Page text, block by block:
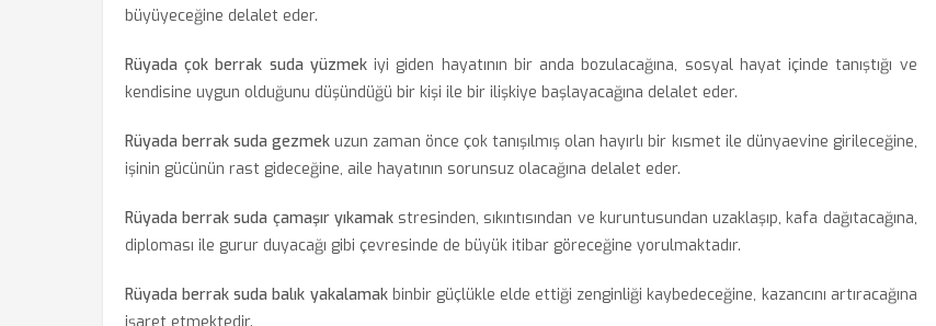
büyüyeceğine delalet eder.
Rüyada çok berrak suda yüzmekiyi giden hayatının bir anda bozulacağına, sosyal hayat içinde tanıştığı ve
kendisine uygun olduğunu düşündüğü bir kişi ile bir ilişkiye başlayacağına delalet eder.
Rüyada berrak suda gezmek uzun zaman önce çok tanışılmış olan hayırlı bir kısmet ile dünyaevine girileceğine,
işinin gücünün rast gideceğine, aile hayatının sorunsuz olacağına delalet eder.
Rüyada berrak suda çamaşır yıkamakstresinden, sıkıntısından ve kuruntusundan uzaklaşıp, kafa dağıtacağına,
diploması ile gurur duyacağı gibi çevresinde de büyük itibar göreceğine yorulmaktadır.
Rüyada berrak suda balık yakalamakbinbir güçlükle elde ettiği zenginliği kaybedeceğine, kazancını artıracağına